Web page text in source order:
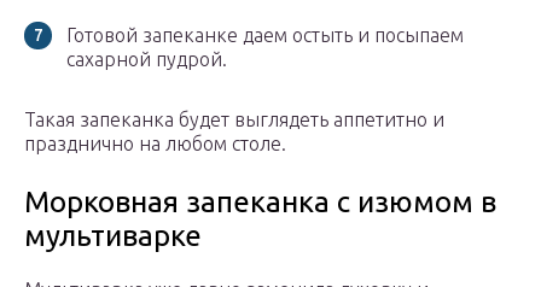
Готовой запеканке даем остыть и посыпаем
сахарной пудрой.
Такая запеканка будет выглядеть аппетитно и
празднично на любом столе.
Морковная запеканка с изюмом в
мультиварке